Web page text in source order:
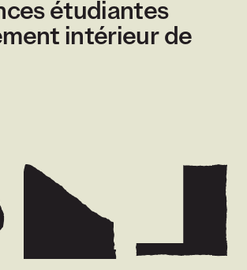
étudiantes
intérieur de